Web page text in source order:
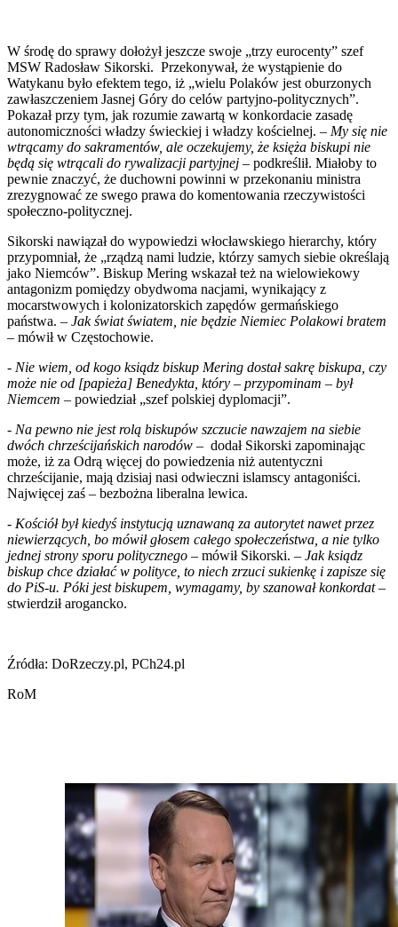
W środę do sprawy dołożył jeszcze swoje „trzy eurocenty” szef
MSW Radosław Sikorski. Przekonywał, że wystąpienie do
Watykanu było efektem tego, iż „wielu Polaków jest oburzonych
zawłaszczeniem Jasnej Góry do celów partyjno-politycznych”.
Pokazał przy tym, jak rozumie zawartą w konkordacie zasadę
autonomiczności władzy świeckiej i władzy kościelnej. – My się nie
wtrącamy do sakramentów, ale oczekujemy, że księża biskupi nie
będą się wtrącali do rywalizacji partyjnej – podkreślił. Miałoby to
pewnie znaczyć, że duchowni powinni w przekonaniu ministra
zrezygnować ze swego prawa do komentowania rzeczywistości
społeczno-politycznej.
Sikorski nawiązał do wypowiedzi włocławskiego hierarchy, który
przypomniał, że „rządzą nami ludzie, którzy samych siebie określają
jako Niemców”. Biskup Mering wskazał też na wielowiekowy
antagonizm pomiędzy obydwoma nacjami, wynikający z
mocarstwowych i kolonizatorskich zapędów germańskiego
państwa. – Jak świat światem, nie będzie Niemiec Polakowi bratem
– mówił w Częstochowie.
- Nie wiem, od kogo ksiądz biskup Mering dostał sakrę biskupa, czy
może nie od [papieża] Benedykta, który – przypominam – był
Niemcem – powiedział „szef polskiej dyplomacji”.
- Na pewno nie jest rolą biskupów szczucie nawzajem na siebie
dwóch chrześcijańskich narodów – dodał Sikorski zapominając
może, iż za Odrą więcej do powiedzenia niż autentyczni
chrześcijanie, mają dzisiaj nasi odwieczni islamscy antagoniści.
Najwięcej zaś – bezbożna liberalna lewica.
- Kościół był kiedyś instytucją uznawaną za autorytet nawet przez
niewierzących, bo mówił głosem całego społeczeństwa, a nie tylko
jednej strony sporu politycznego – mówił Sikorski. – Jak ksiądz
biskup chce działać w polityce, to niech zrzuci sukienkę i zapisze się
do PiS-u. Póki jest biskupem, wymagamy, by szanował konkordat–
stwierdził arogancko.
Źródła: DoRzeczy.pl, PCh24.pl
RoM